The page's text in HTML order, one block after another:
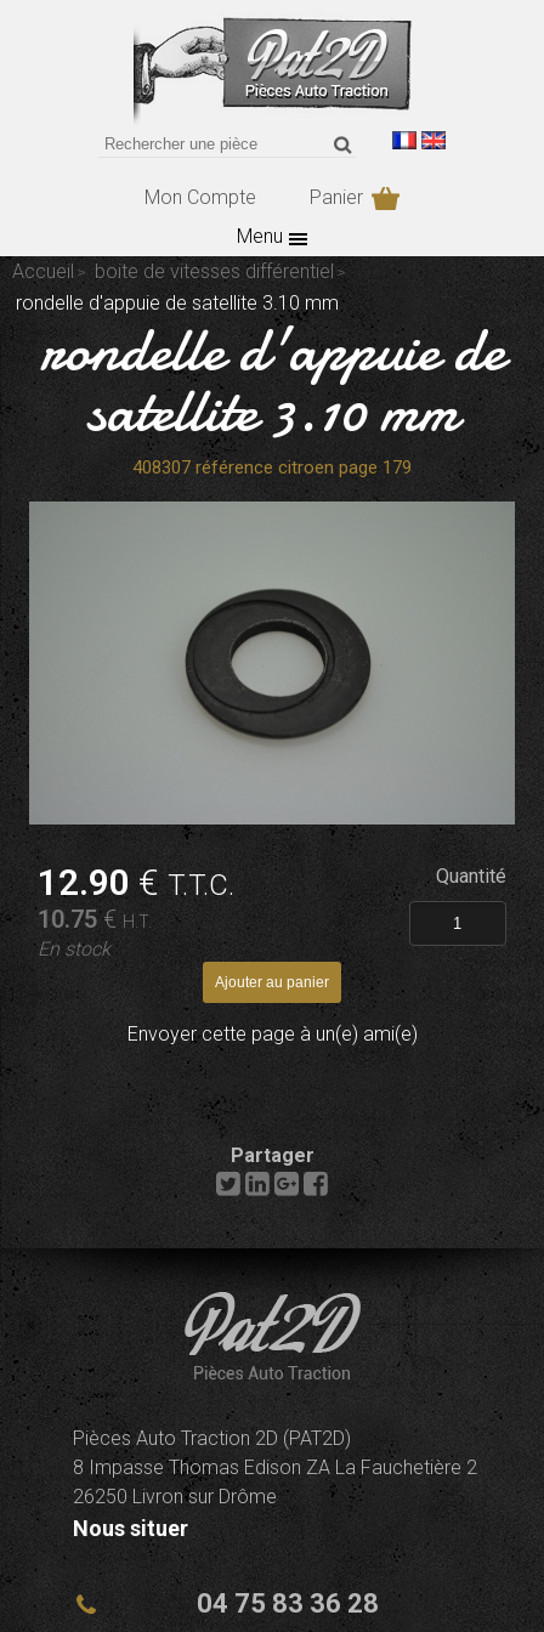
Mon Compte
Panier
Menu
Accueil
boite de vitesses différentiel
rondelle d'appuie de satellite 3.10 mm
rondelle d'appuie de
satellite 3.10 mm
408307 référence citroen page 179
12.90 €T.T.C.
10.75€ H.T.
En stock
Quantité
Envoyer cette page à un(e) ami(e)
Partager
Pièces Auto Traction 2D (PAT2D)
8 Impasse Thomas Edison ZA La Fauchetière 2
26250 Livron sur Drôme
Nous situer
04 75 83 36 28